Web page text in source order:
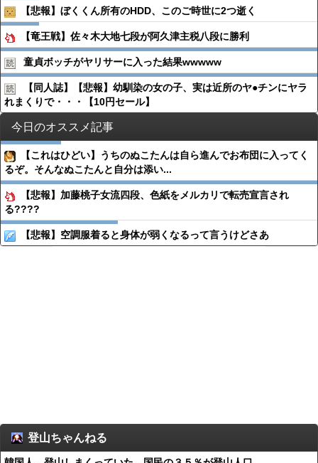
【悲報】ぼくくん所有のHDD、このご時世に2つ逝く
【竜王戦】佐々木大地七段が阿久津主税八段に勝利
童貞ボッチがヤリサーに入った結果wwwww
【同人誌】【悲報】幼馴染の女の子、実は近所のヤ●︎チンにヤラ
れまくりで・・・【10円セール】
今日のオススメ記事
【これはひどい】うちのぬこたんは自ら進んでお布団に入ってく
るぞ。そんなぬこたんと自分は添い...
【悲報】加藤桃子女流四段、色紙をメルカリで転売宣言され
る????
【悲報】空調服着ると身体が弱くなるって言うけどさあ
登山ちゃんねる